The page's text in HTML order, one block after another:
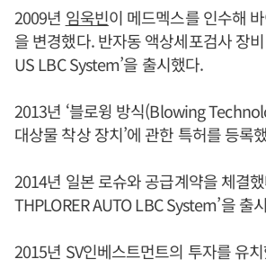
2009년 임욱빈이 메드멕스를 인수해
을 변경했다. 반자동 액상세포검사 장비
US LBC System’을 출시했다.
2013년 ‘블로윙 방식(Blowing
대상물 착상 장치’에 관한 특허를 등록
2014년 일본 로슈와 공급계약을 체결
THPLORER AUTO LBC System’을 출
2015년 SV인베스트먼트의 투자를 유